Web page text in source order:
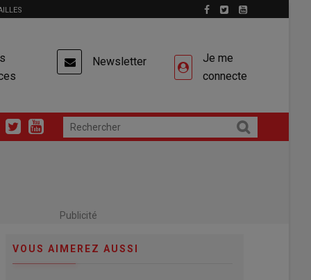
Newsletter
Je me
connecte
Publicité
VOUS AIMEREZ AUSSI